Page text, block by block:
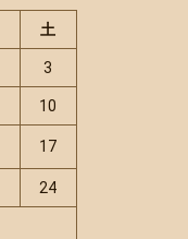
土
3
10
17
24